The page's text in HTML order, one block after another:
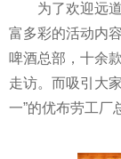
为了欢迎远
富多彩的活动内
啤酒总部，十余
走访。而吸引大
一”的优布劳工厂